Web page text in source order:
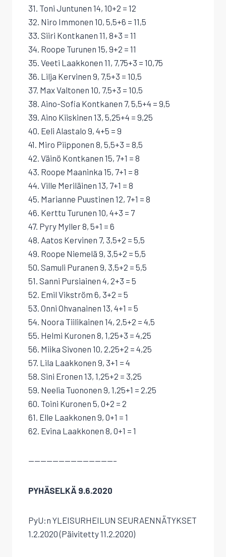
31. Toni Juntunen 14, 10+2 = 12
32. Niro Immonen 10, 5,5+6 = 11,5
33. Siiri Kontkanen 11, 8+3 = 11
34. Roope Turunen 15, 9+2 = 11
35. Veeti Laakkonen 11, 7,75+3 = 10,75
36. Lilja Kervinen 9, 7,5+3 = 10,5
37. Max Valtonen 10, 7,5+3 = 10,5
38. Aino-Sofia Kontkanen 7, 5,5+4 = 9,5
39. Aino Kiiskinen 13, 5,25+4 = 9,25
40. Eeli Alastalo 9, 4+5 = 9
41. Miro Piipponen 8, 5,5+3 = 8,5
42. Väinö Kontkanen 15, 7+1 = 8
43. Roope Maaninka 15, 7+1 = 8
44. Ville Meriläinen 13, 7+1 = 8
45. Marianne Puustinen 12, 7+1 = 8
46. Kerttu Turunen 10, 4+3 = 7
47. Pyry Myller 8, 5+1 = 6
48. Aatos Kervinen 7, 3,5+2 = 5,5
49. Roope Niemelä 9, 3,5+2 = 5,5
50. Samuli Puranen 9, 3,5+2 = 5,5
51. Sanni Pursiainen 4, 2+3 = 5
52. Emil Vikström 6, 3+2 = 5
53. Onni Ohvanainen 13, 4+1 = 5
54. Noora Tiilikainen 14, 2,5+2 = 4,5
55. Helmi Kuronen 8, 1,25+3 = 4,25
56. Miika Sivonen 10, 2,25+2 = 4,25
57. Lila Laakkonen 9, 3+1 = 4
58. Sini Eronen 13, 1,25+2 = 3,25
59. Neelia Tuononen 9, 1,25+1 = 2,25
60. Toini Kuronen 5, 0+2 = 2
61. Elle Laakkonen 9, 0+1 = 1
62. Evina Laakkonen 8, 0+1 = 1
——————————————–
PYHÄSELKÄ 9.6.2020
PyU:n YLEISURHEILUN SEURAENNÄTYKSET
1.2.2020 (Päivitetty 11.2.2020)